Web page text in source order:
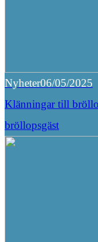
Nyheter06/05/2025
Klänningar till
bröllopsgäst